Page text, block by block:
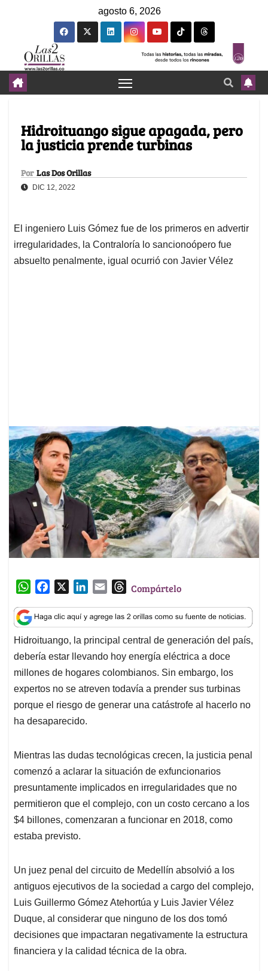
agosto 6, 2026
Hidroituango sigue apagada, pero
la justicia prende turbinas
Por Las Dos Orillas
DIC 12, 2022
El ingeniero Luis Gómez fue de los primeros en advertir
irregularidades, la Contraloría lo sancionoópero fue
absuelto penalmente, igual ocurrió con Javier Vélez
W
a
t
s
A
p
p
c
e
b
o
o
k
n
k
e
d
I
n
a
i
l
T
r
e
a
d
s
Compártelo
Hidroituango, la principal central de generación del país,
debería estar llevando hoy energía eléctrica a doce
millones de hogares colombianos. Sin embargo, los
expertos no se atreven todavía a prender sus turbinas
porque el riesgo de generar una catástrofe al hacerlo no
ha desaparecido.
Mientras las dudas tecnológicas crecen, la justicia penal
comenzó a aclarar la situación de exfuncionarios
presuntamente implicados en irregularidades que no
permitieron que el complejo, con un costo cercano a los
$4 billones, comenzaran a funcionar en 2018, como
estaba previsto.
Un juez penal del circuito de Medellín absolvió a los
antiguos ejecutivos de la sociedad a cargo del complejo,
Luis Guillermo Gómez Atehortúa y Luis Javier Vélez
Duque, al considerar que ninguno de los dos tomó
decisiones que impactaran negativamente la estructura
financiera y la calidad técnica de la obra.